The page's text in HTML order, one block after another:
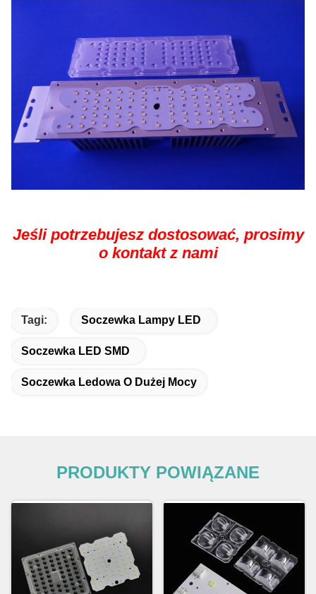
Jeśli potrzebujesz dostosować, prosimy
o kontakt z nami
Tagi: Soczewka Lampy LED
Soczewka LED SMD
Soczewka Ledowa O Dużej Mocy
PRODUKTY POWIĄZANE